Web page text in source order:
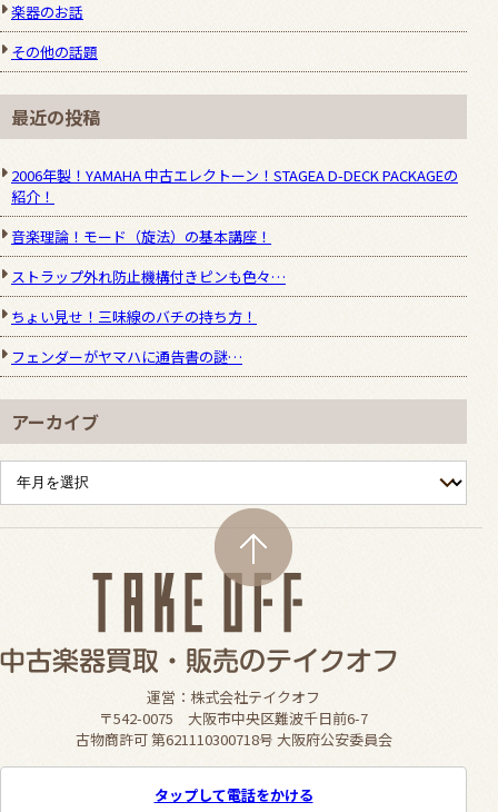
楽器のお話
その他の話題
最近の投稿
2006年製！YAMAHA 中古エレクトーン！STAGEA D-DECK PACKAGEの
紹介！
音楽理論！モード（旋法）の基本講座！
ストラップ外れ防止機構付きピンも色々…
ちょい見せ！三味線のバチの持ち方！
フェンダーがヤマハに通告書の謎…
アーカイブ
運営：株式会社テイクオフ
〒542-0075 大阪市中央区難波千日前6-7
古物商許可 第621110300718号 大阪府公安委員会
タップして電話をかける